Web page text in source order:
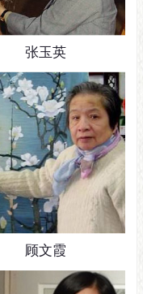
张玉英
顾文霞